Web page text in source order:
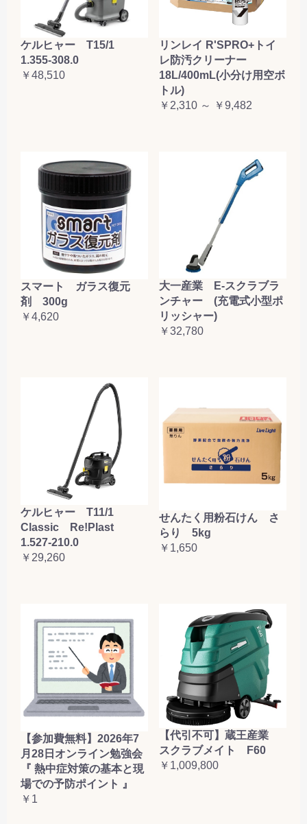
ケルヒャー T15/1
1.355-308.0
￥48,510
リンレイ R'SPRO+トイ
レ防汚クリーナー
18L/400mL(小分け用空ボ
トル)
￥2,310 ～ ￥9,482
スマート ガラス復元
剤 300g
￥4,620
大一産業 E-スクラブラ
ンチャー (充電式小型ポ
リッシャー)
￥32,780
ケルヒャー T11/1
Classic Re!Plast
1.527-210.0
￥29,260
せんたく用粉石けん さ
らり 5kg
￥1,650
【参加費無料】2026年7
月28日オンライン勉強会
『 熱中症対策の基本と現
場での予防ポイント 』
￥1
【代引不可】蔵王産業
スクラブメイト F60
￥1,009,800